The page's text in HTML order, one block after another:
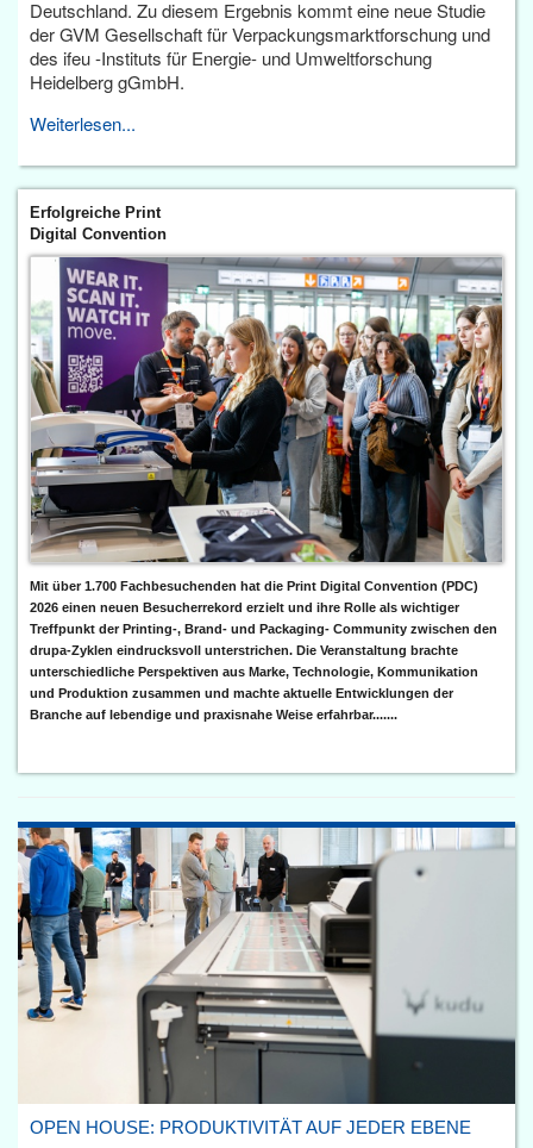
Deutschland. Zu diesem Ergebnis kommt eine neue Studie
der GVM Gesellschaft für Verpackungsmarktforschung und
des ifeu -Instituts für Energie- und Umweltforschung
Heidelberg gGmbH.
Weiterlesen...
Erfolgreiche Print
Digital Convention
Mit über 1.700 Fachbesuchenden hat die Print Digital Convention (PDC)
2026 einen neuen Besucherrekord erzielt und ihre Rolle als wichtiger
Treffpunkt der Printing-, Brand- und Packaging- Community zwischen den
drupa-Zyklen eindrucksvoll unterstrichen. Die Veranstaltung brachte
unterschiedliche Perspektiven aus Marke, Technologie, Kommunikation
und Produktion zusammen und machte aktuelle Entwicklungen der
Branche auf lebendige und praxisnahe Weise erfahrbar.......
OPEN HOUSE: PRODUKTIVITÄT AUF JEDER EBENE